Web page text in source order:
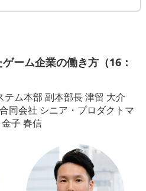
ーム企業の働き方（16：
ム本部 副本部長 津留 大介
同会社 シニア・プロダクトマ
子 春信